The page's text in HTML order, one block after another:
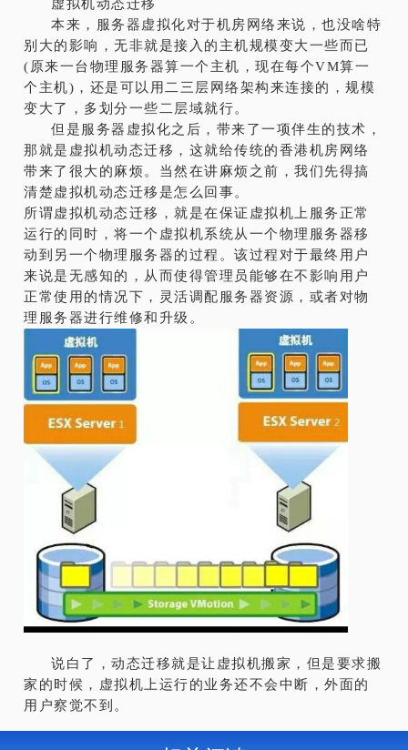
虚拟机动态迁移
本来，服务器虚拟化对于机房网络来说，也没啥特
别大的影响，无非就是接入的主机规模变大一些而已
(原来一台物理服务器算一个主机，现在每个VM算一
个主机)，还是可以用二三层网络架构来连接的，规模
变大了，多划分一些二层域就行。
但是服务器虚拟化之后，带来了一项伴生的技术，
那就是虚拟机动态迁移，这就给传统的香港机房网络
带来了很大的麻烦。当然在讲麻烦之前，我们先得搞
清楚虚拟机动态迁移是怎么回事。
所谓虚拟机动态迁移，就是在保证虚拟机上服务正常
运行的同时，将一个虚拟机系统从一个物理服务器移
动到另一个物理服务器的过程。该过程对于最终用户
来说是无感知的，从而使得管理员能够在不影响用户
正常使用的情况下，灵活调配服务器资源，或者对物
理服务器进行维修和升级。
说白了，动态迁移就是让虚拟机搬家，但是要求搬
家的时候，虚拟机上运行的业务还不会中断，外面的
用户察觉不到。